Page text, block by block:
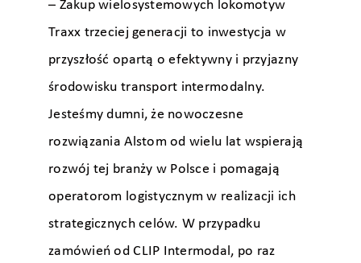
– Zakup wielosystemowych lokomotyw
Traxx trzeciej generacji to inwestycja w
przyszłość opartą o efektywny i przyjazny
środowisku transport intermodalny.
Jesteśmy dumni, że nowoczesne
rozwiązania Alstom od wielu lat wspierają
rozwój tej branży w Polsce i pomagają
operatorom logistycznym w realizacji ich
strategicznych celów. W przypadku
zamówień od CLIP Intermodal, po raz